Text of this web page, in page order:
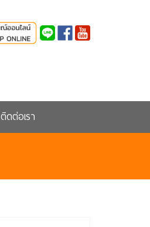
ติดต่อเรา